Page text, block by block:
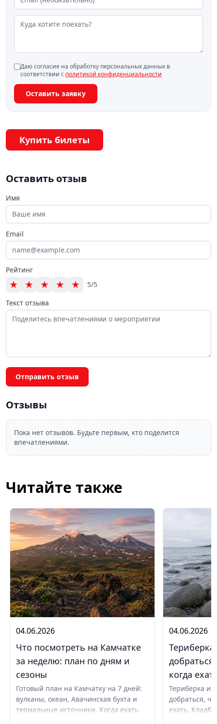
Даю согласие на обработку персональных данных в
соответствии с политикой конфиденциальности
Оставить заявку
Купить билеты
Оставить отзыв
Имя
Email
Рейтинг
★ ★ ★ ★ ★
5/5
Текст отзыва
Отправить отзыв
Отзывы
Пока нет отзывов. Будьте первым, кто поделится
впечатлениями.
Читайте также
04.06.2026
Что посмотреть на Камчатке
за неделю: план по дням и
сезоны
Готовый план на Камчатку на 7 дней:
вулканы, океан, Авачинская бухта и
термальные источники. Когда ехать
04.06.2026
когда
Териберка
добраться,
ехать.